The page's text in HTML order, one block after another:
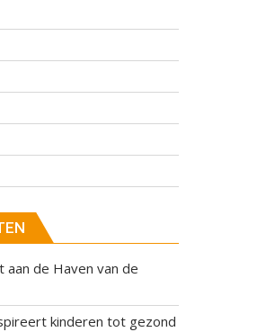
de Haven van de
kinderen tot gezond